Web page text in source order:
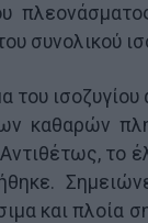
συνολικού
του
καθαρών
το
και πλοία